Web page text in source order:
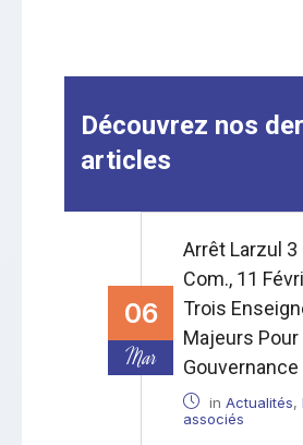
Découvrez nos
articles
06
Mar
Arrêt Larzul 3
Com., 11
Trois
Majeurs Pour
Gouvernance
in Actualités,
associés